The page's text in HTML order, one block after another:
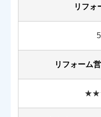
リフォ
リフォーム